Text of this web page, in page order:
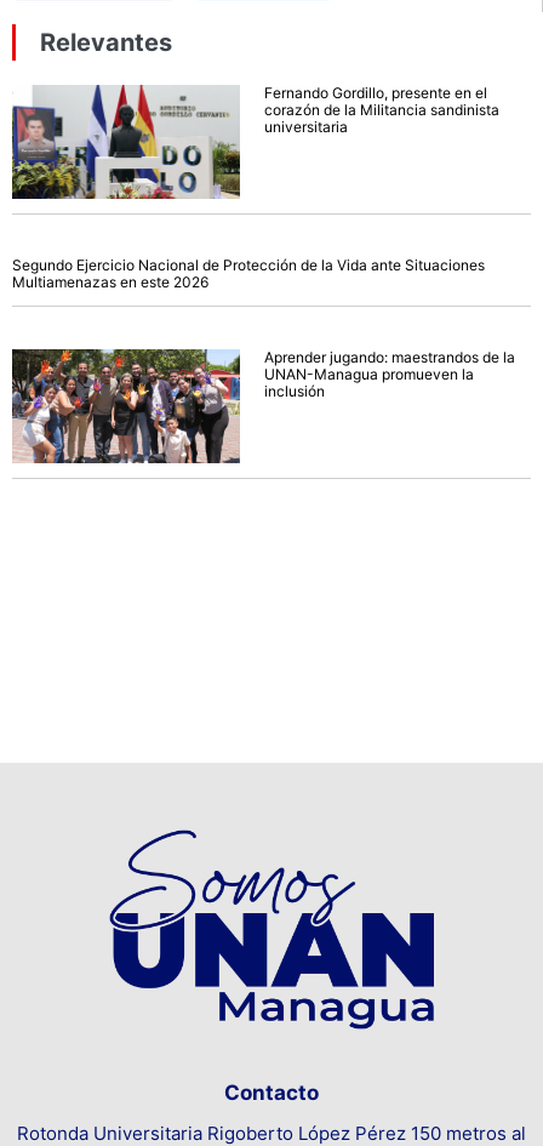
Relevantes
Fernando Gordillo, presente en el
corazón de la Militancia sandinista
universitaria
Segundo Ejercicio Nacional de Protección de la Vida ante Situaciones
Multiamenazas en este 2026
Aprender jugando: maestrandos de la
UNAN-Managua promueven la
inclusión
Contacto
Rotonda Universitaria Rigoberto López Pérez 150 metros al